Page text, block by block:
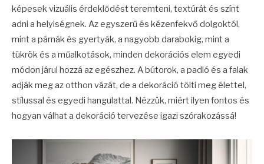
képesek vizuális érdeklődést teremteni, textúrát és színt
adni a helyiségnek. Az egyszerű és kézenfekvő dolgoktól,
mint a párnák és gyertyák, a nagyobb darabokig, mint a
tükrök és a műalkotások, minden dekorációs elem egyedi
módon járul hozzá az egészhez. A bútorok, a padló és a falak
adják meg az otthon vázát, de a dekoráció tölti meg élettel,
stílussal és egyedi hangulattal. Nézzük, miért ilyen fontos és
hogyan válhat a dekoráció tervezése igazi szórakozássá!